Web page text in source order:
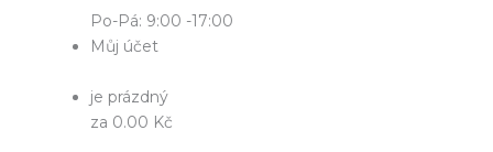
Po-Pá: 9:00 -17:00
Můj účet
je prázdný
za 0.00 Kč